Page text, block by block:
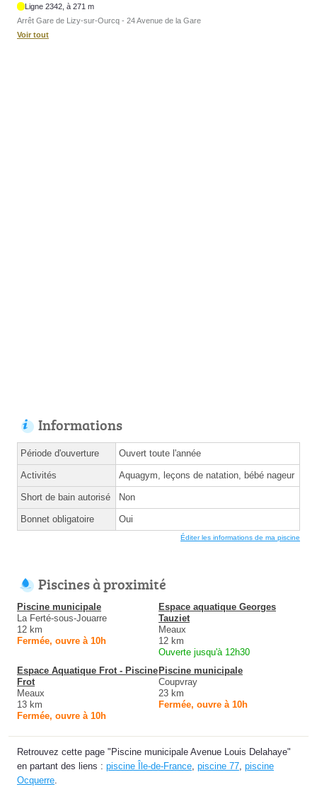
Ligne 2342, à 271 m
Arrêt Gare de Lizy-sur-Ourcq - 24 Avenue de la Gare
Voir tout
Informations
Période d'ouverture Ouvert toute l'année
Activités Aquagym, leçons de natation, bébé nageur
Short de bain autorisé Non
Bonnet obligatoire Oui
Éditer les informations de ma piscine
Piscines à proximité
Piscine municipale
La Ferté-sous-Jouarre
12 km
Fermée, ouvre à 10h
Espace aquatique Georges
Tauziet
Meaux
12 km
Ouverte jusqu'à 12h30
Espace Aquatique Frot - Piscine
Frot
Meaux
13 km
Fermée, ouvre à 10h
Piscine municipale
Coupvray
23 km
Fermée, ouvre à 10h
Retrouvez cette page "Piscine municipale Avenue Louis Delahaye"
en partant des liens : piscine Île-de-France piscine 77 piscine
Ocquerre